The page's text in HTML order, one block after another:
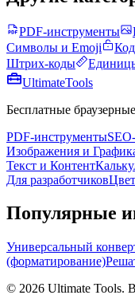
PDF-инструменты
Символы и Emoji
Штрих-коды
UltimateTools
Бесплатные
PDF-инструменты
Изображения и
Текст и Контент
Для разработчиков
Популярные
Универсальный
(форматирование)
© 2026 Ultimate Tools.